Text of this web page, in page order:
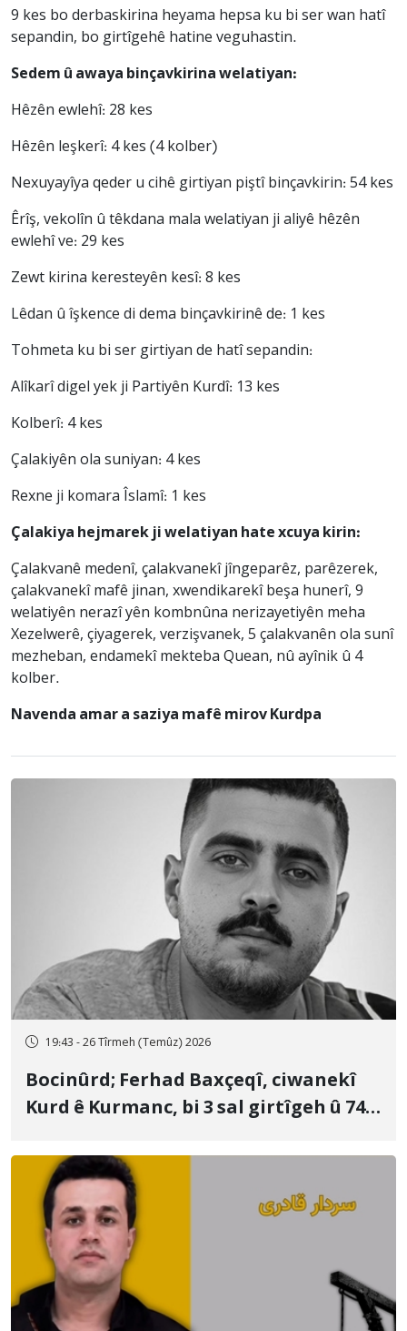
9 kes bo derbaskirina heyama hepsa ku bi ser wan hatî
sepandin, bo girtîgehê hatine veguhastin.
Sedem û awaya binçavkirina welatiyan:
Hêzên ewlehî: 28 kes
Hêzên leşkerî: 4 kes (4 kolber)
Nexuyayîya qeder u cihê girtiyan piştî binçavkirin: 54 kes
Êrîş, vekolîn û têkdana mala welatiyan ji aliyê hêzên
ewlehî ve: 29 kes
Zewt kirina keresteyên kesî: 8 kes
Lêdan û îşkence di dema binçavkirinê de: 1 kes
Tohmeta ku bi ser girtiyan de hatî sepandin:
Alîkarî digel yek ji Partiyên Kurdî: 13 kes
Kolberî: 4 kes
Çalakiyên ola suniyan: 4 kes
Rexne ji komara Îslamî: 1 kes
Çalakiya hejmarek ji welatiyan hate xcuya kirin:
Çalakvanê medenî, çalakvanekî jîngeparêz, parêzerek,
çalakvanekî mafê jinan, xwendikarekî beşa hunerî, 9
welatiyên nerazî yên kombnûna nerizayetiyên meha
Xezelwerê, çiyagerek, verzişvanek, 5 çalakvanên ola sunî
mezheban, endamekî mekteba Quean, nû ayînik û 4
kolber.
Navenda amar a saziya mafê mirov Kurdpa
19:43 - 26 Tîrmeh (Temûz) 2026
Bocinûrd; Ferhad Baxçeqî, ciwanekî
Kurd ê Kurmanc, bi 3 sal girtîgeh û 74